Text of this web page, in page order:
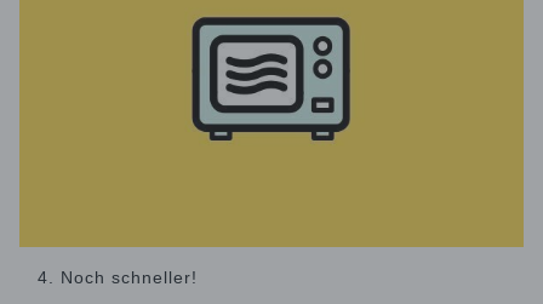
4. Noch schneller!